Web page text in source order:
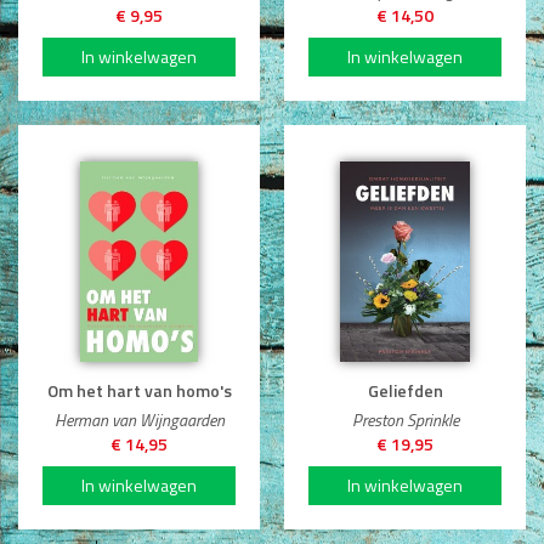
€ 9,95
€ 14,50
Om het hart van homo's
Herman van Wijngaarden
€ 14,95
Geliefden
Preston Sprinkle
€ 19,95